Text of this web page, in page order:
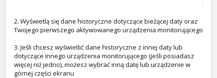
2. Wyświetlą się dane historyczne dotyczące bieżącej daty oraz
Twojego pierwszego aktywowanego urządzenia monitorującego
3. Jeśli chcesz wyświetlić dane historyczne z innej daty lub
dotyczące innego urządzenia monitorującego (jeśli posiadasz
więcej niż jedno), możesz wybrać inną datę lub urządzenie w
górnej części ekranu